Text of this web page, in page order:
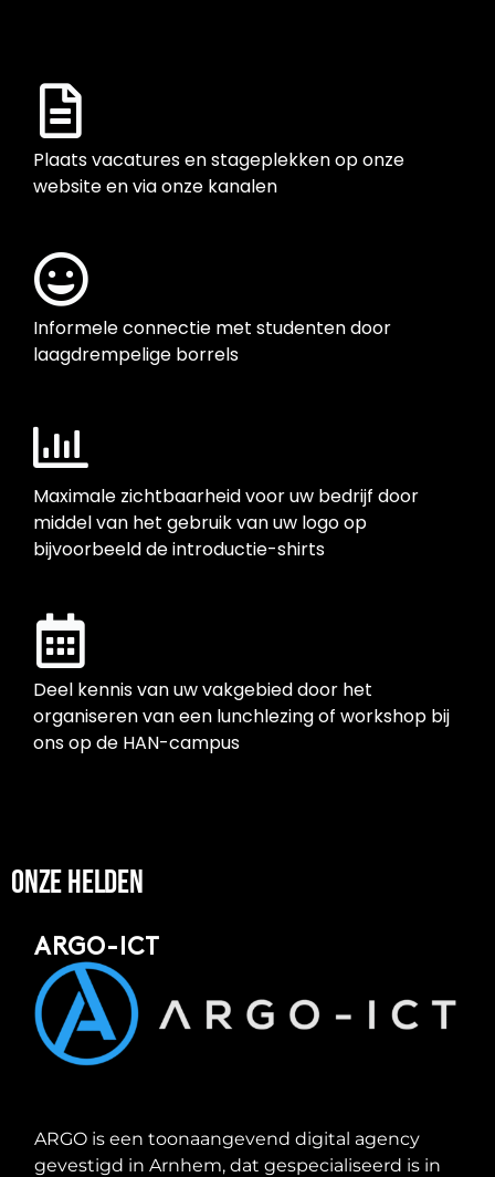
Plaats vacatures en stageplekken op onze
website en via onze kanalen
Informele connectie met studenten door
laagdrempelige borrels
Maximale zichtbaarheid voor uw bedrijf door
middel van het gebruik van uw logo op
bijvoorbeeld de introductie-shirts
Deel kennis van uw vakgebied door het
organiseren van een lunchlezing of workshop bij
ons op de HAN-campus
Onze helden
ARGO-ICT
ARGO is een toonaangevend digital agency
gevestigd in Arnhem, dat gespecialiseerd is in